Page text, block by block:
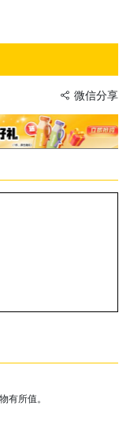
微信分享
有所值。